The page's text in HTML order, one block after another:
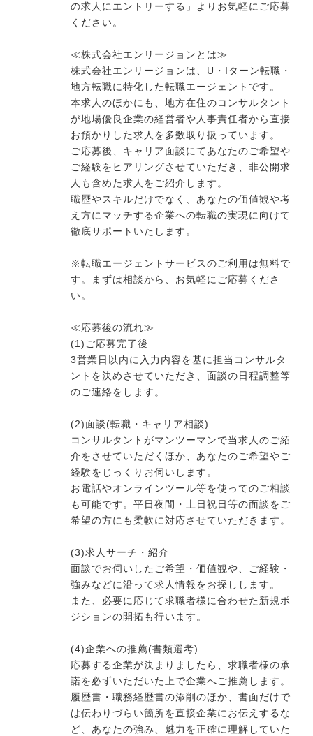
の求人にエントリーする」よりお気軽にご応募
ください。
≪株式会社エンリージョンとは≫
株式会社エンリージョンは、U・Iターン転職・
地方転職に特化した転職エージェントです。
本求人のほかにも、地方在住のコンサルタント
が地場優良企業の経営者や人事責任者から直接
お預かりした求人を多数取り扱っています。
ご応募後、キャリア面談にてあなたのご希望や
ご経験をヒアリングさせていただき、非公開求
人も含めた求人をご紹介します。
職歴やスキルだけでなく、あなたの価値観や考
え方にマッチする企業への転職の実現に向けて
徹底サポートいたします。
※転職エージェントサービスのご利用は無料で
す。まずは相談から、お気軽にご応募くださ
い。
≪応募後の流れ≫
(1)ご応募完了後
3営業日以内に入力内容を基に担当コンサルタ
ントを決めさせていただき、面談の日程調整等
のご連絡をします。
(2)面談(転職・キャリア相談)
コンサルタントがマンツーマンで当求人のご紹
介をさせていただくほか、あなたのご希望やご
経験をじっくりお伺いします。
お電話やオンラインツール等を使ってのご相談
も可能です。平日夜間・土日祝日等の面談をご
希望の方にも柔軟に対応させていただきます。
(3)求人サーチ・紹介
面談でお伺いしたご希望・価値観や、ご経験・
強みなどに沿って求人情報をお探しします。
また、必要に応じて求職者様に合わせた新規ポ
ジションの開拓も行います。
(4)企業への推薦(書類選考)
応募する企業が決まりましたら、求職者様の承
諾を必ずいただいた上で企業へご推薦します。
履歴書・職務経歴書の添削のほか、書面だけで
は伝わりづらい箇所を直接企業にお伝えするな
ど、あなたの強み、魅力を正確に理解していた